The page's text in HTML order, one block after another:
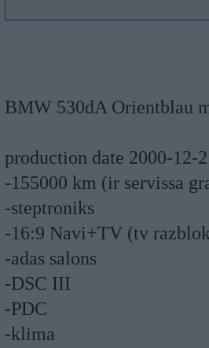
BMW 530dA Orientblau
production date 2000-12-
-155000 km (ir servissa
-steptroniks
-16:9 Navi+TV (tv
-adas salons
-DSC III
-PDC
-klima